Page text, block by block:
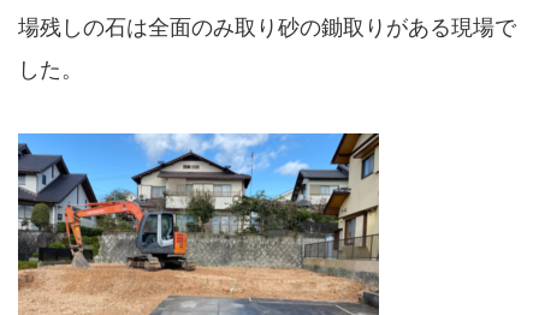
場残しの石は全面のみ取り砂の鋤取りがある現場で
した。